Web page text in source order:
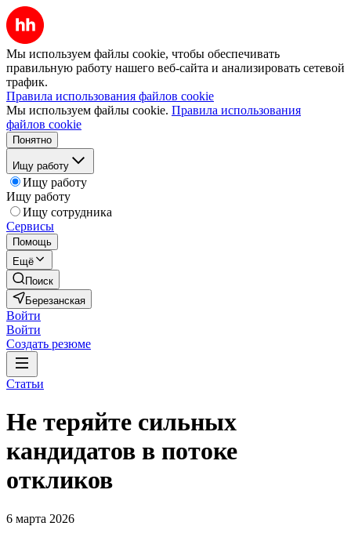
Мы используем файлы cookie, чтобы обеспечивать
правильную работу нашего веб-сайта и анализировать сетевой
трафик.
Правила использования файлов cookie
Мы используем файлы cookie. Правила использования
файлов cookie
Понятно
Ищу работу
Ищу работу
Ищу работу
Ищу сотрудника
Сервисы
Помощь
Ещё
Поиск
Березанская
Войти
Войти
Создать резюме
Статьи
Не теряйте сильных
кандидатов в потоке
откликов
6 марта 2026